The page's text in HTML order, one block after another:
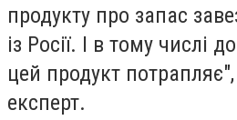
продукту про запас
із Росії. І в тому числі
цей продукт
експерт.